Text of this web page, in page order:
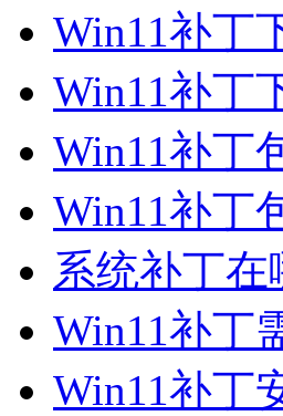
Win11补丁
Win11补丁
Win11补丁
Win11补丁
系统补丁
Win11补丁
Win11补丁